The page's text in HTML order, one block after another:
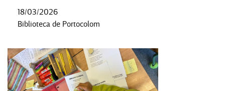
18/03/2026
Biblioteca de Portocolom